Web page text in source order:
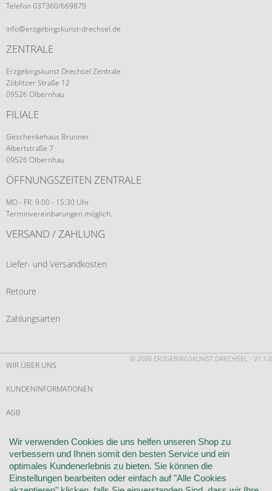
Telefon 037360/669879
info@erzgebirgskunst-drechsel.de
ZENTRALE
Erzgebirgskunst Drechsel Zentrale
Zöblitzer Straße 12
09526 Olbernhau
FILIALE
Geschenkehaus Brunner
Albertstraße 7
09526 Olbernhau
ÖFFNUNGSZEITEN ZENTRALE
MO - FR: 9:00 - 15:30 Uhr
Terminvereinbarungen möglich.
VERSAND / ZAHLUNG
Liefer- und Versandkosten
Retoure
Zahlungsarten
© 2026 ERZGEBIRGSKUNST DRECHSEL - V1.1.0
WIR ÜBER UNS
KUNDENINFORMATIONEN
AGB
WIDERRUF
VERTRAG WIDERRUFEN
KONTAKT
Wir verwenden Cookies die uns helfen unseren Shop zu
verbessern und Ihnen somit den besten Service und ein
optimales Kundenerlebnis zu bieten. Sie können die
Einstellungen bearbeiten oder einfach auf "Alle Cookies